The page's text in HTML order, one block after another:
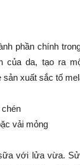
phần chính
của da, tạo ra
sản xuất sắc tố
vải mỏng
với lửa vừa.